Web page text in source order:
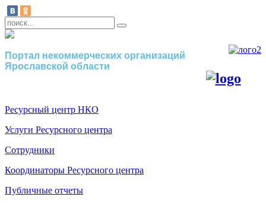
Портал некоммерческих организаций
Ярославской области
Ресурсный центр НКО
Услуги Ресурсного центра
Сотрудники
Координаторы Ресурсного центра
Публичные отчеты